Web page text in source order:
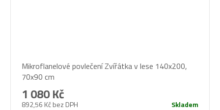
Mikroflanelové povlečení Zvířátka v lese 140x200,
70x90 cm
892,56 Kč bez DPH
1 080 Kč
Skladem